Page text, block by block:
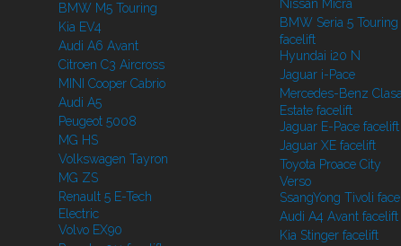
BMW M5 Touring
Kia EV4
Audi A6 Avant
Citroen C3 Aircross
MINI Cooper Cabrio
Audi A5
Peugeot 5008
MG HS
Volkswagen Tayron
MG ZS
Renault 5 E-Tech
Electric
Volvo EX90
Nissan Micra
BMW Seria 5 Touring
facelift
Hyundai i20 N
Jaguar i-Pace
Mercedes-Benz
Estate facelift
Jaguar E-Pace facelift
Jaguar XE facelift
Toyota Proace City
Verso
SsangYong Tivoli
Audi A4 Avant facelift
Kia Stinger facelift